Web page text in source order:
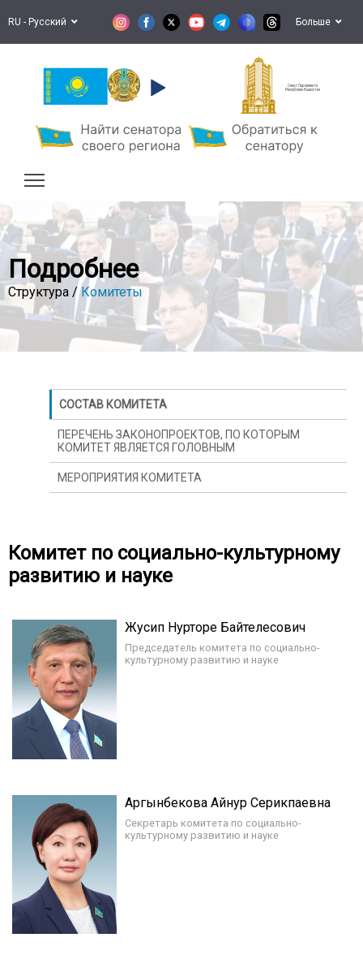
RU - Русский Больше
Сенат Парламента
Республики Казахстан
Подробнее
Структура /Комитеты
Комитет по социально-культурному
развитию и науке
Жусип Нурторе Байтелесович
Председатель комитета по социально-
культурному развитию и науке
Аргынбекова Айнур Серикпаевна
Секретарь комитета по социально-
культурному развитию и науке
СОСТАВ КОМИТЕТА
ПЕРЕЧЕНЬ ЗАКОНОПРОЕКТОВ, ПО КОТОРЫМ
КОМИТЕТ ЯВЛЯЕТСЯ ГОЛОВНЫМ
МЕРОПРИЯТИЯ КОМИТЕТА